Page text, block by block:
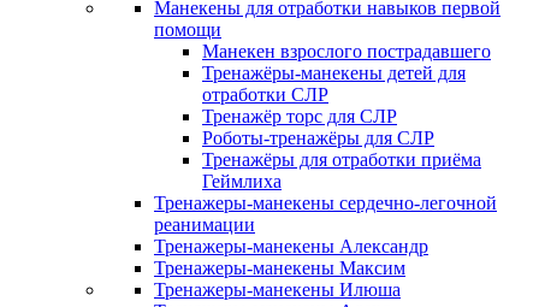
Манекены для отработки навыков первой
помощи
Манекен взрослого пострадавшего
Тренажёры-манекены детей для
отработки СЛР
Тренажёр торс для СЛР
Роботы-тренажёры для СЛР
Тренажёры для отработки приёма
Геймлиха
Тренажеры-манекены сердечно-легочной
реанимации
Тренажеры-манекены Александр
Тренажеры-манекены Максим
Тренажеры-манекены Илюша